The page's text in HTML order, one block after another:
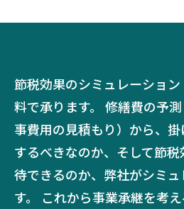
節税効果のシミュレーショ
料で承ります。 修繕費の予
事費用の見積もり）から、
するべきなのか、そして節
待できるのか、弊社がシミ
す。 これから事業承継を考